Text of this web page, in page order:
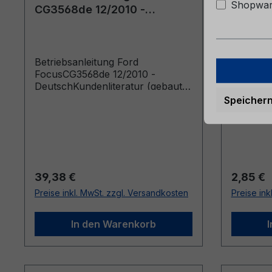
CG3568de 12/2010 -
Betriebsanleitung Ford
FocusCG3568de 12/2010 -
DeutschKundenliteratur (gebaut
Regulärer Preis:
39,38 €
Preise inkl. MwSt. zzgl. Versandkosten
In den Warenkorb
03/
2,85 €
Preise
Speichern